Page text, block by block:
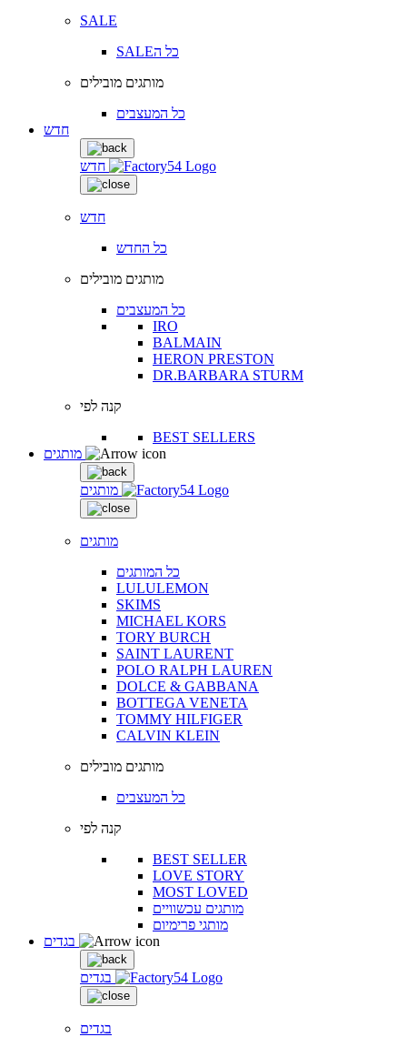
SALE
SALEכל ה
מותגים מובילים
כל המעצבים
חדש
חדש
חדש
כל החדש
מותגים מובילים
כל המעצבים
IRO
BALMAIN
HERON PRESTON
DR.BARBARA STURM
קנה לפי
BEST SELLERS
מותגים
מותגים
כל המותגים
LULULEMON
SKIMS
MICHAEL KORS
TORY BURCH
SAINT LAURENT
POLO RALPH LAUREN
DOLCE & GABBANA
BOTTEGA VENETA
TOMMY HILFIGER
CALVIN KLEIN
מותגים מובילים
כל המעצבים
קנה לפי
BEST SELLER
LOVE STORY
MOST LOVED
מותגים עכשוויים
מותגי פרימיום
בגדים
בגדים